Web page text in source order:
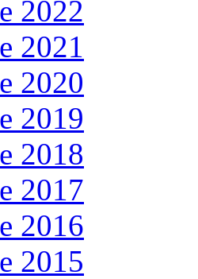
2022
2021
2020
2019
2018
2017
2016
2015